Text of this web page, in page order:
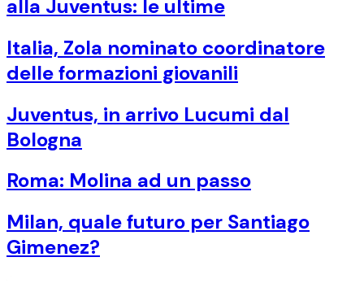
alla Juventus: le ultime
Italia, Zola nominato coordinatore
delle formazioni giovanili
Juventus, in arrivo Lucumi dal
Bologna
Roma: Molina ad un passo
Milan, quale futuro per Santiago
Gimenez?